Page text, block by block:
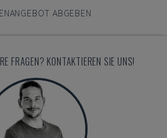
ABGEBEN
FRAGEN? KONTAKTIEREN SIE UNS!